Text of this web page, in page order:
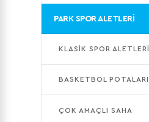
PARK SPOR ALETLERİ
KLASİK SPOR ALETLERİ
BASKETBOL POTALARI
ÇOK AMAÇLI SAHA